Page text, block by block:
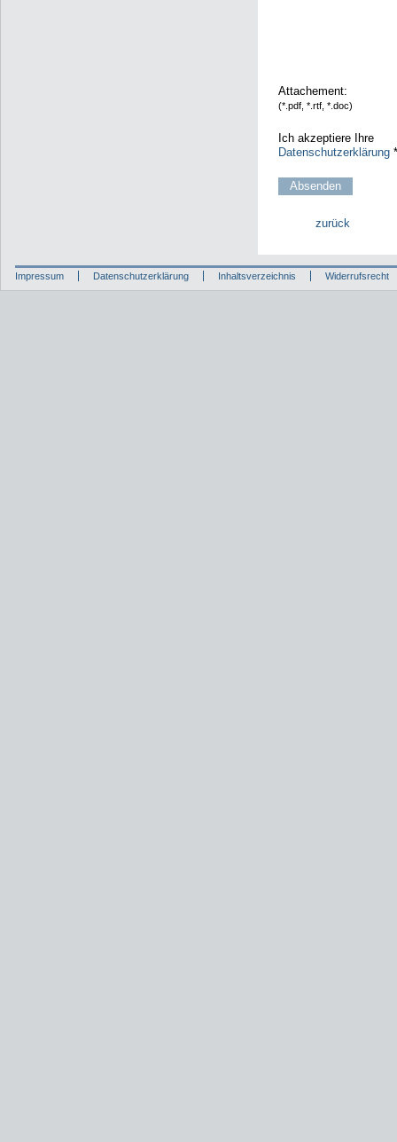
Attachement:
(*.pdf, *.rtf, *.doc)
Ich akzeptiere Ihre
Datenschutzerklärung*
zurück
Impressum Datenschutzerklärung Inhaltsverzeichnis Widerrufsrecht